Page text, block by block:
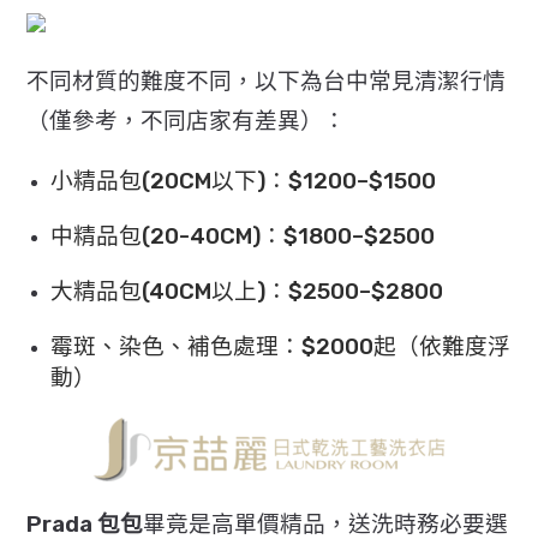
不同材質的難度不同，以下為台中常見清潔行情
（僅參考， 不同店家有差異）：
小精品包(20CM以下)：$1200–$1500
中精品包(20-40CM)：$1800–$2500
大精品包(40CM以上)：$2500–$2800
霉斑、染色、補色處理：$2000起（依難度浮
動）
Prada 包包畢竟是高單價精品，送洗時務必要選